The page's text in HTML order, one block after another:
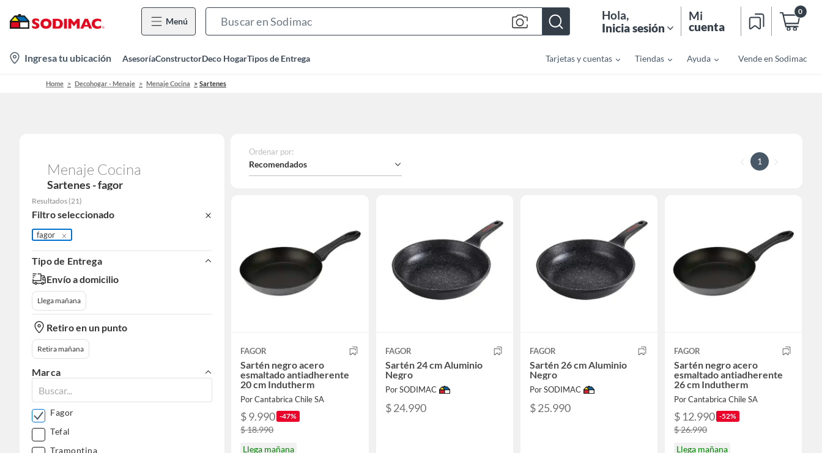
Menú
Bar
Hola,
Inicia sesión
Mi
cuenta
0
location-
icon
Ingresa tu ubicación AsesoríaConstructorDeco HogarTipos de Entrega Tarjetas y cuentas Tiendas Ayuda Vende en Sodimac
Home Decohogar - Menaje Menaje Cocina Sartenes
Menaje Cocina
Sartenes - fagor
Resultados (21)
Filtro seleccionado
fagor
Tipo de Entrega
Envío a domicilio
Llega mañana
Retiro en un punto
Retira mañana
Marca
Fagor
Tefal
Tramontina
Ordenar por:
Recomendados 1
FAGOR
Sartén negro acero
esmaltado antiadherente
20 cm Indutherm
Por Cantabrica Chile SA
$ 9.990 -47%
$ 18.990
Llega mañana
FAGOR
Sartén 24 cm Aluminio
Negro
Por SODIMAC
$ 24.990
FAGOR
Sartén 26 cm Aluminio
Negro
Por SODIMAC
$ 25.990
FAGOR
Sartén negro acero
esmaltado antiadherente
26 cm Indutherm
Por Cantabrica Chile SA
$ 12.990 -52%
$ 26.990
Llega mañana